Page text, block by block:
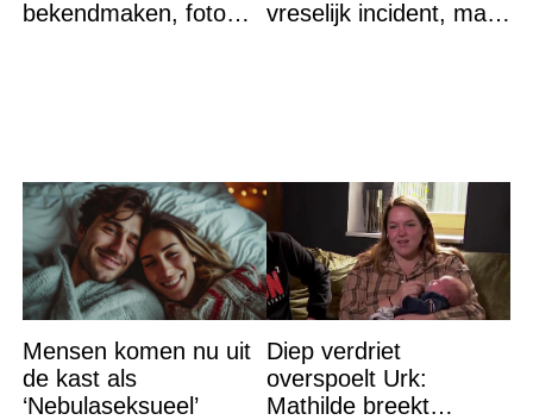
bekendmaken, foto
vreselijk incident, maar
Mensen komen nu uit
de kast als
‘Nebulaseksueel’
Diep verdriet
overspoelt Urk:
Mathilde breekt